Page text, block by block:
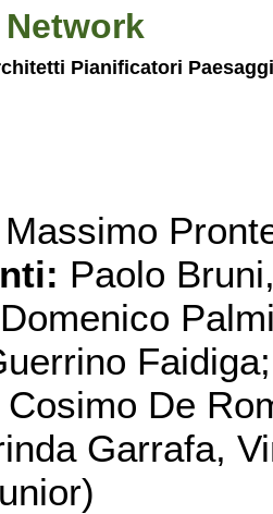
Pianificatori
Massimo
Paolo
Domenico
Faidiga;
Cosimo De
Garrafa,